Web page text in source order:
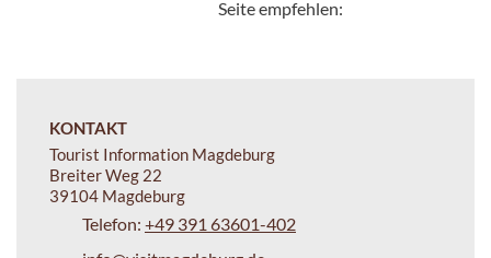
Seite empfehlen:
KONTAKT
Tourist Information Magdeburg
Breiter Weg 22
39104 Magdeburg
Telefon: +49 391 63601-402